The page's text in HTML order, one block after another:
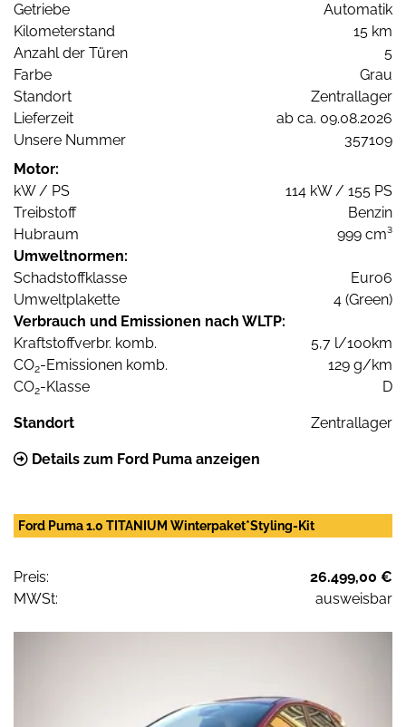
Getriebe
Automatik
Kilometerstand
15 km
Anzahl der Türen
5
Farbe
Grau
Standort
Zentrallager
Lieferzeit
ab ca. 09.08.2026
Unsere Nummer
357109
Motor:
kW / PS
114 kW / 155 PS
Treibstoff
Benzin
Hubraum
999 cm³
Umweltnormen:
Schadstoffklasse
Euro6
Umweltplakette
4 (Green)
Verbrauch und Emissionen nach WLTP:
Kraftstoffverbr. komb.
5,7 l/100km
CO2-Emissionen komb.
129 g/km
CO2-Klasse D
Standort Zentrallager
Details zum Ford Puma anzeigen
Ford Puma 1.0 TITANIUM Winterpaket*Styling-Kit
Preis:
26.499,00 €
MWSt:
ausweisbar